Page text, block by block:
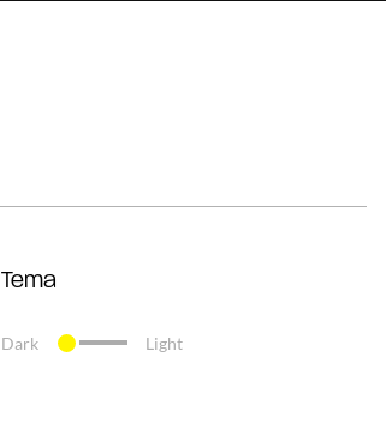
Tema
Dark Light